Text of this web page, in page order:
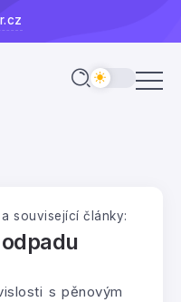
související články:
s pěnovým